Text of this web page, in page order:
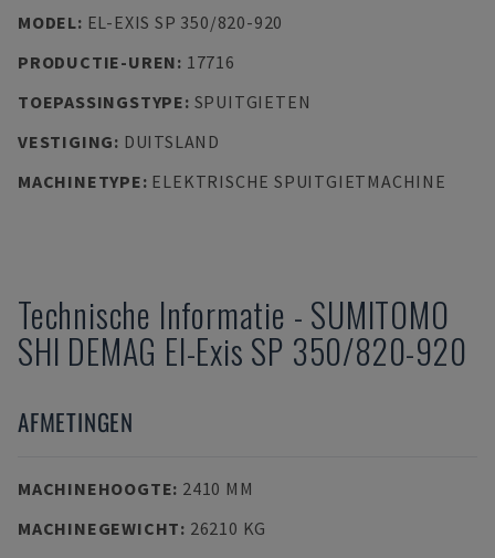
MODEL: EL-EXIS SP 350/820-920
PRODUCTIE-UREN: 17716
TOEPASSINGSTYPE: SPUITGIETEN
VESTIGING: DUITSLAND
MACHINETYPE: ELEKTRISCHE SPUITGIETMACHINE
Technische Informatie - SUMITOMO
SHI DEMAG El-Exis SP 350/820-920
AFMETINGEN
MACHINEHOOGTE: 2410 MM
MACHINEGEWICHT: 26210 KG